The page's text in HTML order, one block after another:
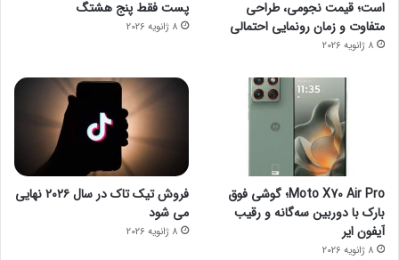
دیدگاه‌ها آن را با ما و کاربران دیتاسنتر من میان بگذارید.
مجله خبری mydtc
گوگل
است؛ قیمت نجومی، طراحی
متفاوت و زمان رونمایی احتمالی
8 ژانویه 2026
پست فقط پنج هشتگ
8 ژانویه 2026
Moto X70 Air Pro؛ گوشی فوق
بارک با دوربین سه‌گانه و رقیب
آیفون ایر
8 ژانویه 2026
فروش تیک تاک در سال ۲۰۲۶ نهایی
می شود
8 ژانویه 2026